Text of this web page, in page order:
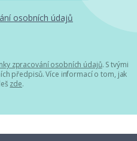
osobních údajů
zpracování osobních údajů. S tvými
předpisů. Více informací o tom, jak
zde.